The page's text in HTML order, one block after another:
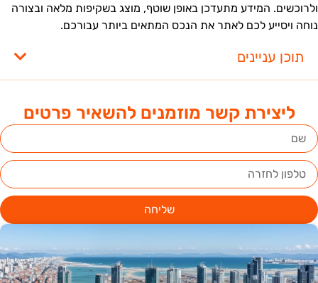
ליצירת קשר מוזמנים להשאיר פרטים
שליחה
המידע מתעדכן באופן שוטף, מוצג בשקיפות מלאה ובצורה
ויסייע לכם לאתר את הנכס המתאים ביותר עבורכם.
תוכן עניינים